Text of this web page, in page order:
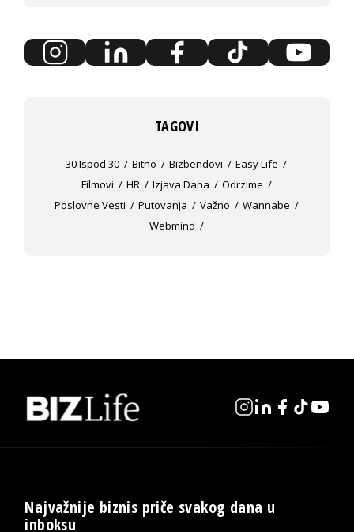
TAGOVI
30 Ispod 30 Bitno Bizbendovi
Easy Life
Filmovi
HR Izjava Dana
Odrzime
Poslovne Vesti
Putovanja Važno
Wannabe
Webmind
Najvažnije biznis priče svakog dana u
inboksu